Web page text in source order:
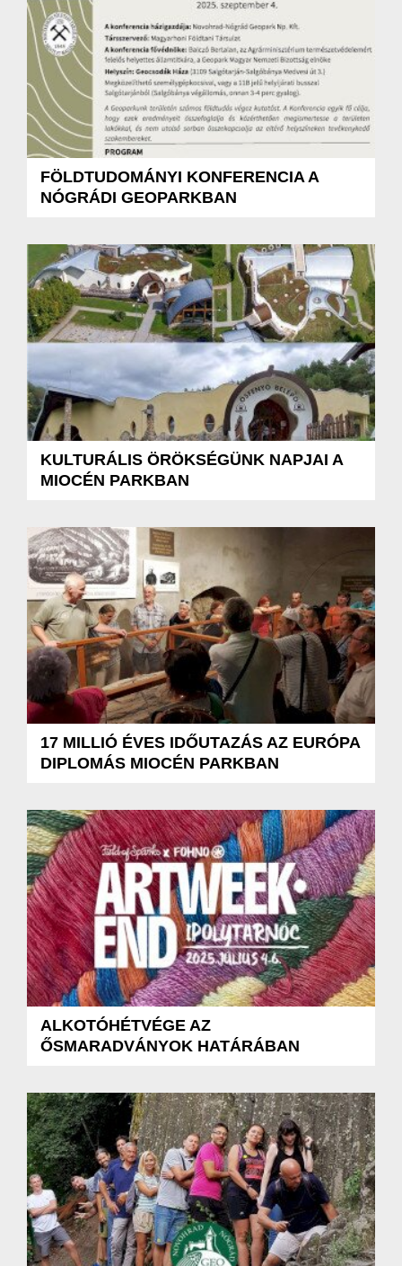
FÖLDTUDOMÁNYI KONFERENCIA A
NÓGRÁDI GEOPARKBAN
KULTURÁLIS ÖRÖKSÉGÜNK NAPJAI A
MIOCÉN PARKBAN
17 MILLIÓ ÉVES IDŐUTAZÁS AZ EURÓPA
DIPLOMÁS MIOCÉN PARKBAN
ALKOTÓHÉTVÉGE AZ
ŐSMARADVÁNYOK HATÁRÁBAN